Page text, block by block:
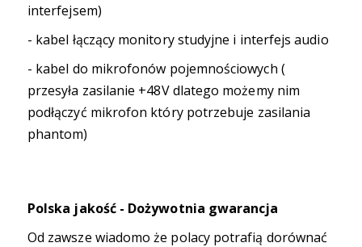
interfejsem)
- kabel łączący monitory studyjne i interfejs audio
- kabel do mikrofonów pojemnościowych (
przesyła zasilanie +48V dlatego możemy nim
podłączyć mikrofon który potrzebuje zasilania
phantom)
Polska jakość - Dożywotnia gwarancja
Od zawsze wiadomo że polacy potrafią dorównać